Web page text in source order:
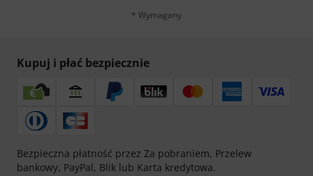
* Wymagany
Kupuj i płać bezpiecznie
Bezpieczna płatność przez Za pobraniem, Przelew
bankowy, PayPal, Blik lub Karta kredytowa.